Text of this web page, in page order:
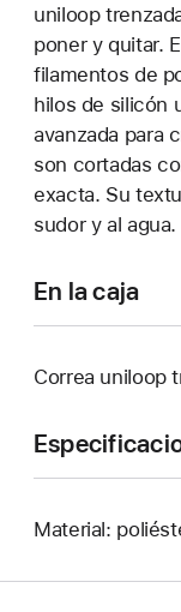
uniloop
poner y quitar.
filamentos de
hilos de silicón
avanzada para
son cortadas
exacta. Su
sudor y al agua.
En la caja
Correa uniloop
Material: